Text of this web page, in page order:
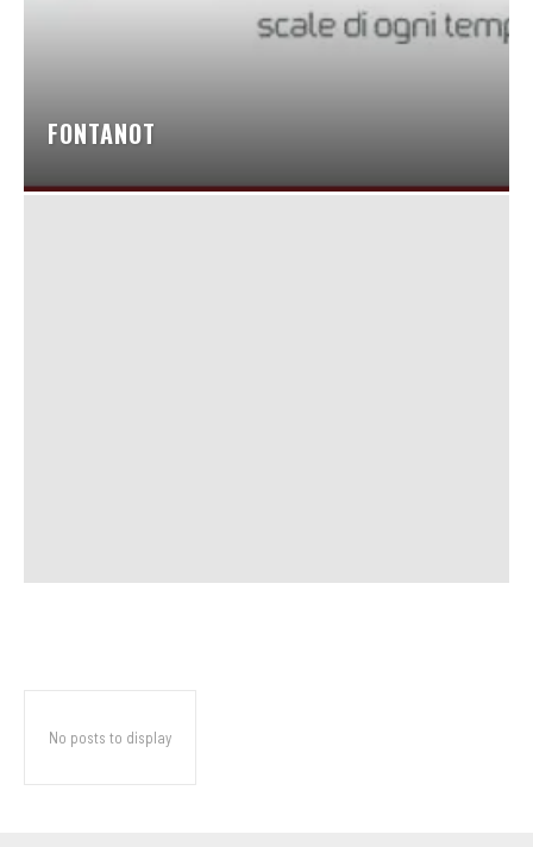
FONTANOT
No posts to display